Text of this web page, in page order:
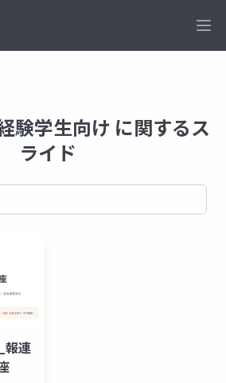
験学生向け に関するス
ライド
報連